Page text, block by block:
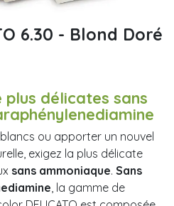
6.30 - Blond Doré
plus délicates sans
ou apporter un nouvel
exigez la plus délicate
sans ammoniaque. Sans
, la gamme de